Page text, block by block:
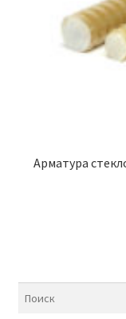
Арматура